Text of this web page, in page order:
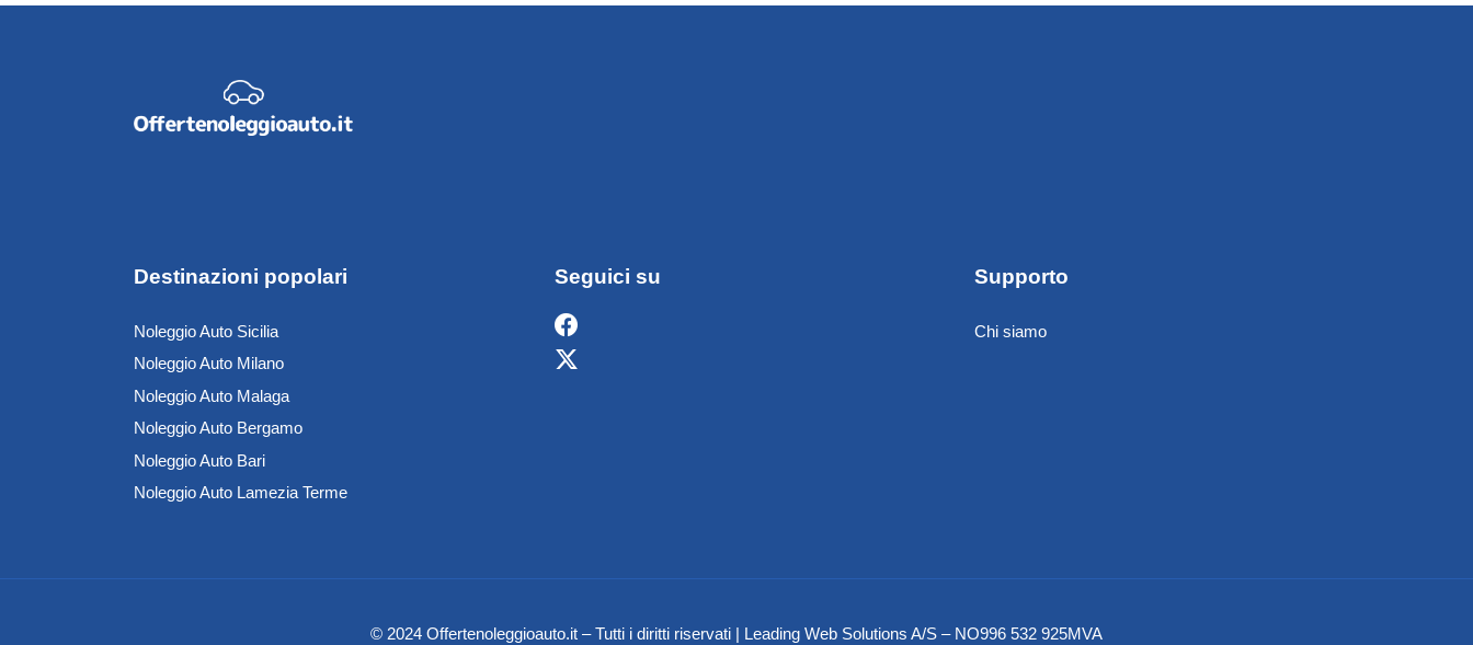
Destinazioni popolari
Noleggio Auto Sicilia
Noleggio Auto Milano
Noleggio Auto Malaga
Noleggio Auto Bergamo
Noleggio Auto Bari
Noleggio Auto Lamezia Terme
Seguici su Supporto
Chi siamo
© 2024 Offertenoleggioauto.it – Tutti i diritti riservati | Leading Web Solutions A/S – NO996 532 925MVA